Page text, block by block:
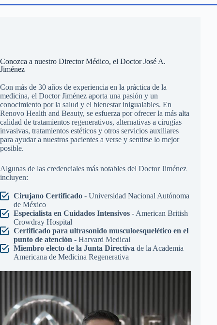
Conozca a nuestro Director Médico, el Doctor José A.
Jiménez
Con más de 30 años de experiencia en la práctica de la
medicina, el Doctor Jiménez aporta una pasión y un
conocimiento por la salud y el bienestar inigualables. En
Renovo Health and Beauty, se esfuerza por ofrecer la más alta
calidad de tratamientos regenerativos, alternativas a cirugías
invasivas, tratamientos estéticos y otros servicios auxiliares
para ayudar a nuestros pacientes a verse y sentirse lo mejor
posible.
Algunas de las credenciales más notables del Doctor Jiménez
incluyen:
Cirujano Certificado- Universidad Nacional Autónoma
de México
Especialista en Cuidados Intensivos- American British
Crowdray Hospital
Certificado para ultrasonido musculoesquelético en el
punto de atención - Harvard Medical
Miembro electo de la Junta Directiva de la Academia
Americana de Medicina Regenerativa